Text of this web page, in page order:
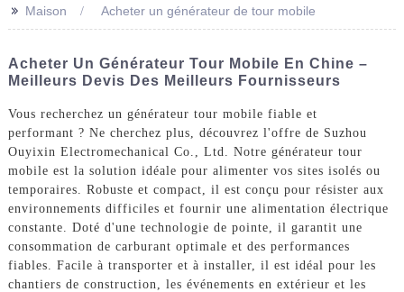
>> Maison Acheter un générateur de tour mobile
Acheter Un Générateur Tour Mobile En Chine –
Meilleurs Devis Des Meilleurs Fournisseurs
Vous recherchez un générateur tour mobile fiable et
performant ? Ne cherchez plus, découvrez l'offre de Suzhou
Ouyixin Electromechanical Co., Ltd. Notre générateur tour
mobile est la solution idéale pour alimenter vos sites isolés ou
temporaires. Robuste et compact, il est conçu pour résister aux
environnements difficiles et fournir une alimentation électrique
constante. Doté d'une technologie de pointe, il garantit une
consommation de carburant optimale et des performances
fiables. Facile à transporter et à installer, il est idéal pour les
chantiers de construction, les événements en extérieur et les